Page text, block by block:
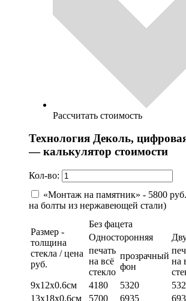
Рассчитать стоимость
Технология Деколь,
— калькулятор стоимости
Кол-во:
«Монтаж на памятник» - 5800
на болты из нержавеющей стали)
Размер -
толщина
стекла / цена
руб.
Без фацета
Односторонняя
печать
на всё
стекло
прозрачный
фон
на
9х12х0.6см
4180 5320
13х18х0.6см
5700 6935